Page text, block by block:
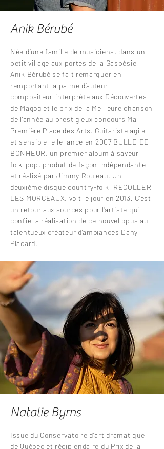
Anik Bérubé
Née d’une famille de musiciens, dans un
petit village aux portes de la Gaspésie,
Anik Bérubé se fait remarquer en
remportant la palme d’auteur-
compositeur-interprète aux Découvertes
de Magog et le prix de la Meilleure chanson
de l’année au prestigieux concours Ma
Première Place des Arts. Guitariste agile
et sensible, elle lance en 2007 BULLE DE
BONHEUR, un premier album à saveur
folk-pop, produit de façon indépendante
et réalisé par Jimmy Rouleau. Un
deuxième disque country-folk, RECOLLER
LES MORCEAUX, voit le jour en 2013. C’est
un retour aux sources pour l’artiste qui
confie la réalisation de ce nouvel opus au
talentueux créateur d’ambiances Dany
Placard.
Natalie Byrns
Issue du Conservatoire d'art dramatique
de Québec et récipiendaire du Prix de la